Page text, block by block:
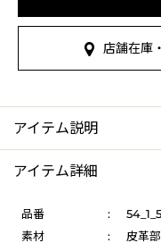
店舗在庫
アイテム説明
アイテム詳細
品番 :
素材
:
皮革